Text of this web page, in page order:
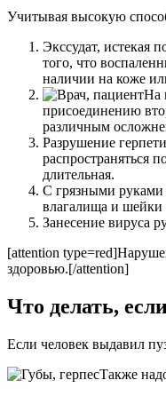
Учитывая высокую
Экссудат, истекая
того, что
наличии на коже
На
присоединению
различным
Разрушение
распространяться
длительная.
С грязными руками
влагалища и шейки
Занесение вируса
[attention
здоровью.[/attention]
Что делать,
Если человек выдавил
Также